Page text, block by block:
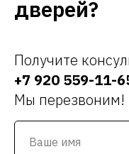
дверей?
Получите
+7 920 559-11-
Мы перезвоним!